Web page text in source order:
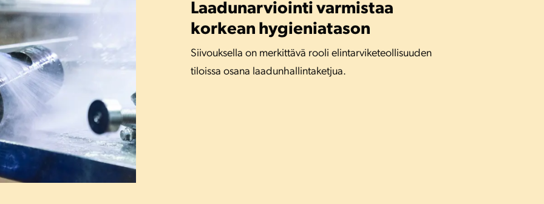
Laadunarviointi varmistaa
korkean hygieniatason
Siivouksella on merkittävä rooli elintarviketeollisuuden
tiloissa osana laadunhallintaketjua.